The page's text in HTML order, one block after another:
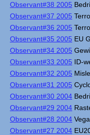
Observant#38 2005
Observant#37 2005
Observant#36 2005
Observant#35 2005 EU
Observant#34 2005
Observant#33 2005 ID-
Observant#32 2005
Observant#31 2005
Observant#30 2004
Observant#29 2004
Observant#28 2004
Observant#27 2004